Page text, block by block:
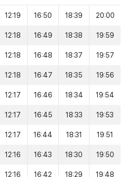
12:19 16:50 18:39 20:00
12:18 16:49 18:38 19:59
12:18 16:48 18:37 19:57
12:18 16:47 18:35 19:56
12:17 16:46 18:34 19:54
12:17 16:45 18:33 19:53
12:17 16:44 18:31 19:51
12:16 16:43 18:30 19:50
12:16 16:42 18:29 19:48